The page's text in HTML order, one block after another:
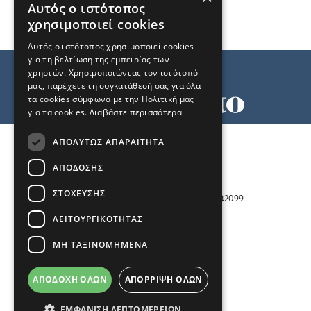
Αριθμός Πιστοποίησης Μ.Η.Τ. 242099
COPYRIGHT © 2026 Το Μανιφέστο
Αυτός ο ιστότοπος
χρησιμοποιεί cookies
Αυτός ο ιστότοπος χρησιμοποιεί cookies
για τη βελτίωση της εμπειρίας των
χρηστών. Χρησιμοποιώντας τον ιστότοπό
μας, παρέχετε τη συγκατάθεσή σας για όλα
τα cookies σύμφωνα με την Πολιτική μας
για τα cookies. Διαβάστε περισσότερα
ΑΠΟΛΎΤΩΣ ΑΠΑΡΑΊΤΗΤΑ
ΑΠΌΔΟΣΗΣ
ΣΤΌΧΕΥΣΗΣ
ΛΕΙΤΟΥΡΓΙΚΌΤΗΤΑΣ
ΜΗ ΤΑΞΙΝΟΜΗΜΈΝΑ
ΑΠΟΔΟΧΉ ΌΛΩΝ ΑΠΌΡΡΙΨΗ ΌΛΩΝ